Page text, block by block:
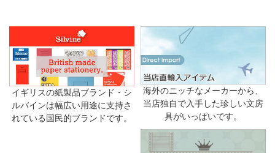
イギリスの紙製品ブランド・シ
ルバインは幅広い用途に支持さ
れている国民的ブランドです。
海外のニッチなメーカーから、
当店独自で入手した珍しい文房
具がいっぱいです。